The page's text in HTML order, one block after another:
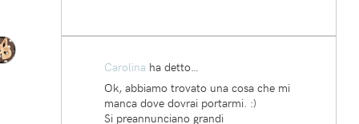
Carolina ha detto…
Ok, abbiamo trovato una cosa che mi
manca dove dovrai portarmi. :)
Si preannunciano grandi